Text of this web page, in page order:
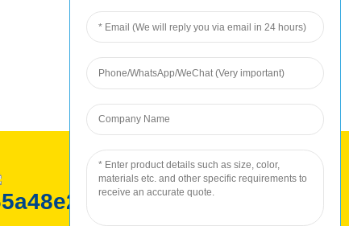
Táirgeadh ROC